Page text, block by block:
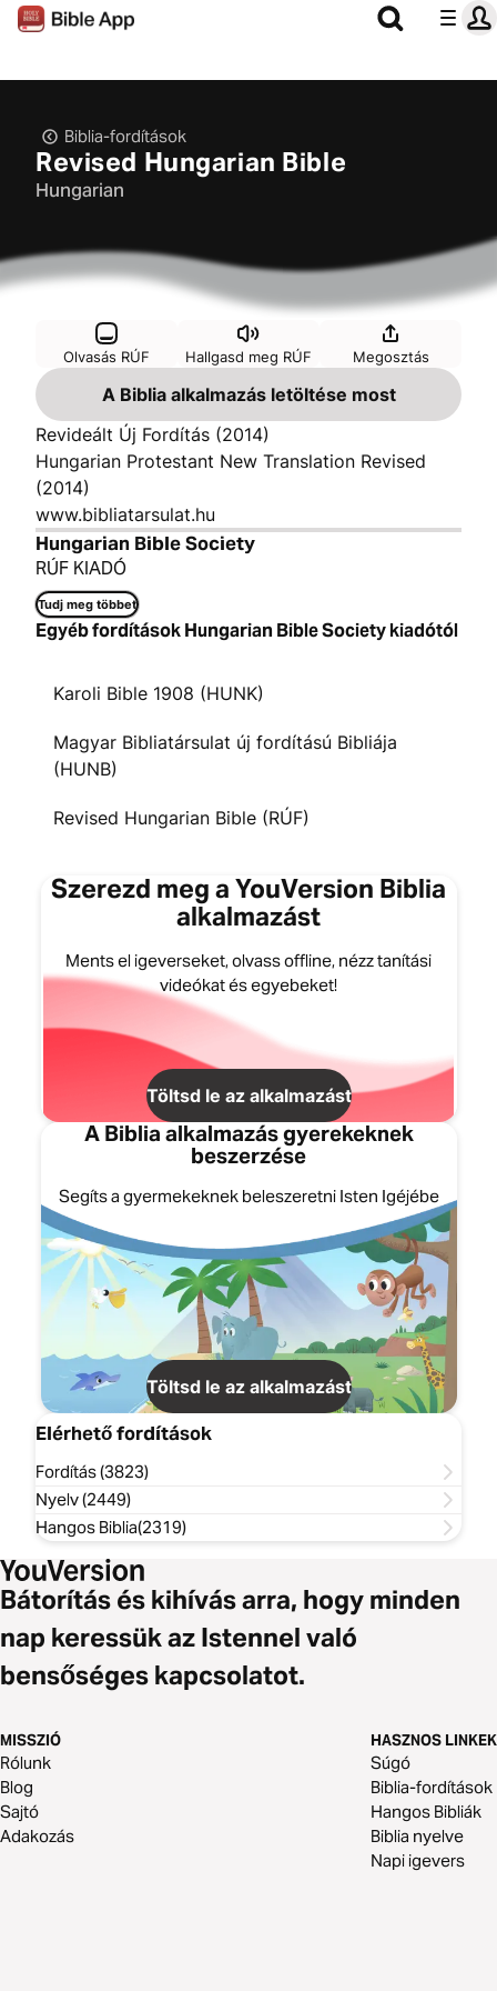
Biblia-fordítások
Revised Hungarian Bible
Hungarian
Olvasás RÚF Hallgasd meg RÚF Megosztás
A Biblia alkalmazás letöltése most
Revideált Új Fordítás (2014)
Hungarian Protestant New Translation Revised
(2014)
www.bibliatarsulat.hu
Hungarian Bible Society
RÚF KIADÓ
Tudj meg többet
Egyéb fordítások Hungarian Bible Society kiadótól
Karoli Bible 1908 (HUNK)
Magyar Bibliatársulat új fordítású Bibliája
(HUNB)
Revised Hungarian Bible (RÚF)
Szerezd meg a YouVersion Biblia
alkalmazást
Ments el igeverseket, olvass offline, nézz tanítási
videókat és egyebeket!
Töltsd le az alkalmazást
A Biblia alkalmazás gyerekeknek
beszerzése
Segíts a gyermekeknek beleszeretni Isten Igéjébe
Töltsd le az alkalmazást
Elérhető fordítások
Fordítás (3823)
Nyelv (2449)
Hangos Biblia(2319)
Bátorítás és kihívás arra, hogy minden
nap keressük az Istennel való
bensőséges kapcsolatot.
MISSZIÓ
Rólunk
Blog
Sajtó
Adakozás
HASZNOS LINKEK
Súgó
Biblia-fordítások
Hangos Bibliák
Biblia nyelve
Napi igevers